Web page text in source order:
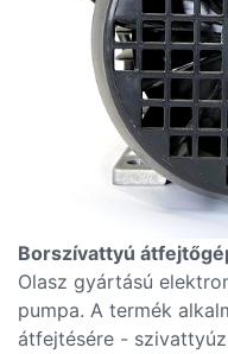
Borszívattyú
Olasz gyártású
pumpa. A termék
átfejtésére -